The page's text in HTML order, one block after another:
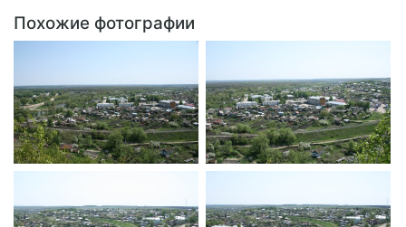
Похожие фотографии